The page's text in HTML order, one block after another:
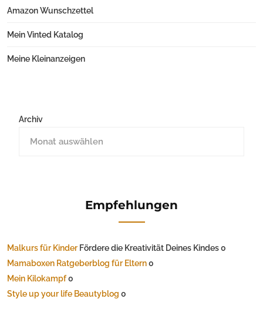
Amazon Wunschzettel
Mein Vinted Katalog
Meine Kleinanzeigen
Archiv
Empfehlungen
Malkurs für Kinder Fördere die Kreativität Deines Kindes 0
Mamaboxen Ratgeberblog für Eltern0
Mein Kilokampf0
Style up your life Beautyblog 0